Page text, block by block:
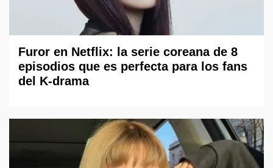
Furor en Netflix: la serie coreana de 8
episodios que es perfecta para los fans
del K-drama